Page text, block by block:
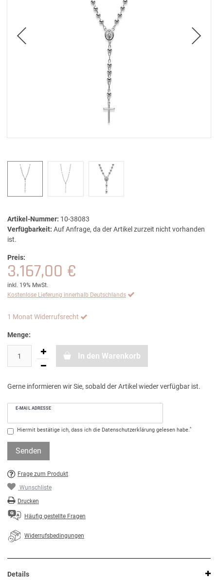
Artikel-Nummer: 10-38083
Verfügbarkeit: Auf Anfrage, da der Artikel zurzeit nicht vorhanden
ist.
Preis:
3.167,00 €
inkl. 19% MwSt.
Kostenlose Lieferung innerhalb Deutschlands
1 Monat Widerrufsrecht
Menge:
In den Warenkorb
Gerne informieren wir Sie, sobald der Artikel wieder verfügbar ist.
E-MAIL ADRESSE
Hiermit bestätige ich, dass ich die Daten­schutz­erklärung gelesen habe.*
Senden
Frage zum Produkt
Wunschliste
Drucken
Häufig gestellte Fragen
Widerrufsbedingungen
Details